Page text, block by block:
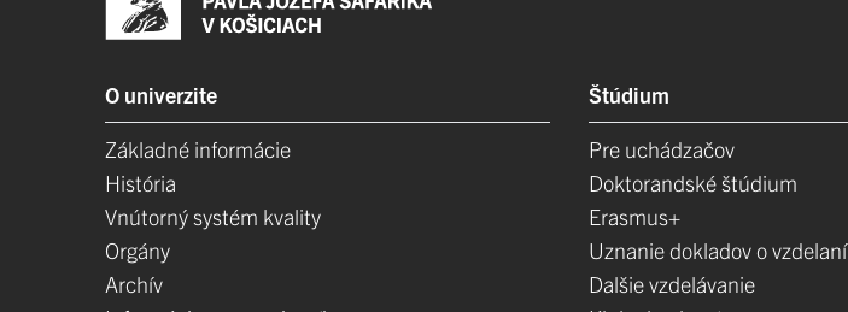
O univerzite
Základné informácie
História
Vnútorný systém kvality
Orgány
Archív
Štúdium
Pre uchádzačov
Doktorandské štúdium
Erasmus+
Uznanie dokladov o vzdelaní
Dalšie vzdelávanie